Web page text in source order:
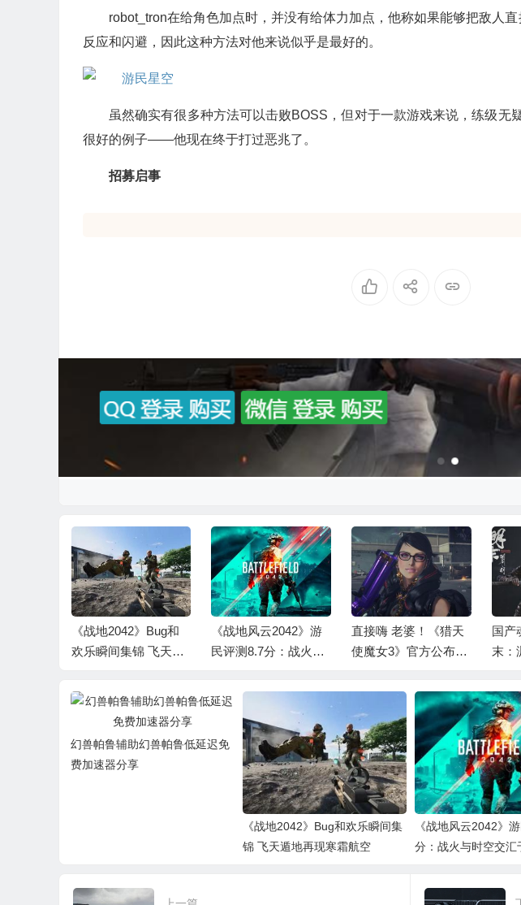
robot_tron在给角色加点时，并没有给体力加点，他称如果能够把敌人
反应和闪避，因此这种方法对他来说似乎是最好的。
虽然确实有很多种方法可以击败BOSS，但对于一款游戏来说，练级无
很好的例子——他现在终于打过恶兆了。
招募启事
《战地2042》Bug和
欢乐瞬间集锦 飞天遁
《战地风云2042》游
民评测8.7分：战火与
直接嗨 老婆！《猎天
使魔女3》官方公布大
国产
末：
风怪
幻兽帕鲁辅助幻兽帕鲁低延迟免
费加速器分享
《战地2042》Bug和欢乐瞬间集
锦 飞天遁地再现寒霜航空
《战地风云2042》
分：战火与时空交汇